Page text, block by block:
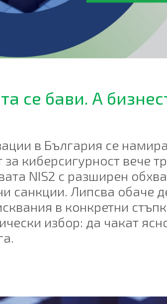
се бави. А
в България се
киберсигурност вече
NIS2 с разширен
санкции. Липсва обаче
в конкретни
избор: да чакат